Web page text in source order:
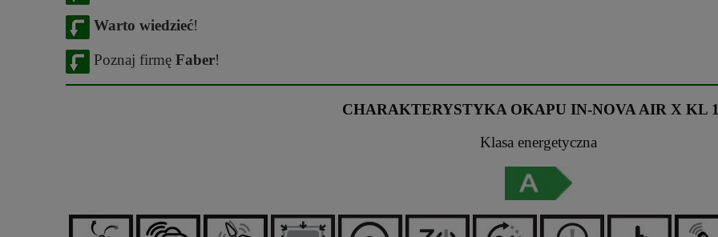
Warto wiedzieć!
Poznaj firmę Faber!
CHARAKTERYSTYKA OKAPU IN-NOVA AIR X KL
Klasa energetyczna